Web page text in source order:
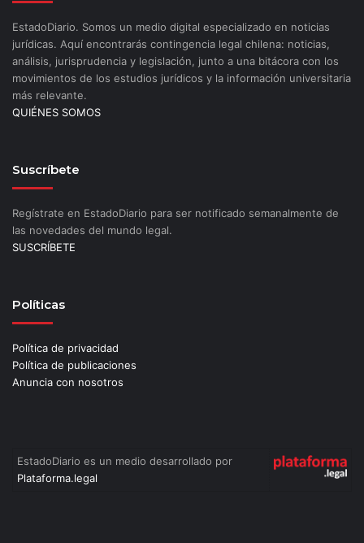
EstadoDiario. Somos un medio digital especializado en noticias
jurídicas. Aquí encontrarás contingencia legal chilena: noticias,
análisis, jurisprudencia y legislación, junto a una bitácora con los
movimientos de los estudios jurídicos y la información universitaria
más relevante.
QUIÉNES SOMOS
Suscríbete
Regístrate en EstadoDiario para ser notificado semanalmente de
las novedades del mundo legal.
SUSCRÍBETE
Políticas
Política de privacidad
Política de publicaciones
Anuncia con nosotros
EstadoDiario es un medio desarrollado por
Plataforma.legal